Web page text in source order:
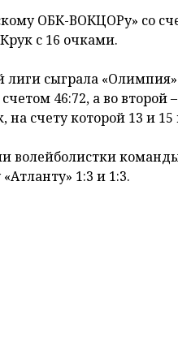
ОБК-ВОКЦОРу» со
с 16 очками.
сыграла
46:72, а во второй
счету которой 13 и 15
волейболистки
1:3 и 1:3.